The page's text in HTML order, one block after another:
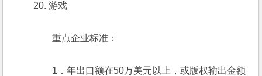
20. 游戏
重点企业标准：
1．年出口额在50万美元以上，或版权输出金额